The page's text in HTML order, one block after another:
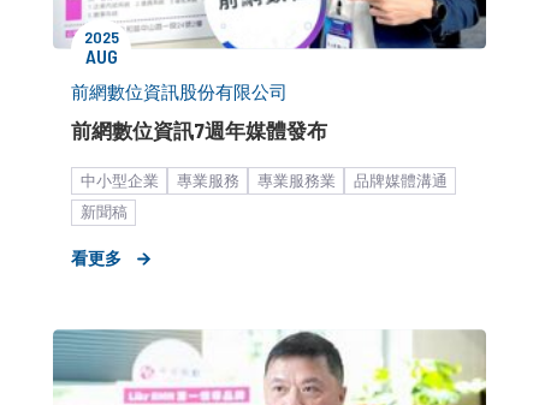
2025
AUG
前網數位資訊股份有限公司
前網數位資訊7週年媒體發布
中小型企業 專業服務 專業服務業
品牌媒體溝通
新聞稿
看更多